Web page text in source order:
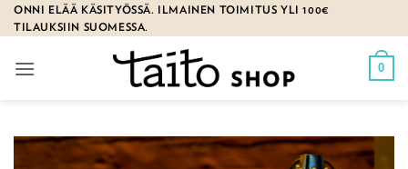
Skip
to
ONNI ELÄÄ KÄSITYÖSSÄ. ILMAINEN TOIMITUS YLI 100€
TILAUKSIIN SUOMESSA.
0